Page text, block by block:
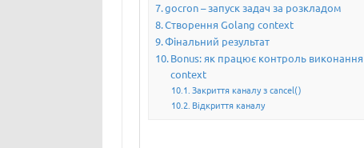
gocron – запуск задач за розкладом
Створення Golang context
Фінальний результат
Bonus: як працює контроль
context
Закриття каналу з cancel()
Відкриття каналу